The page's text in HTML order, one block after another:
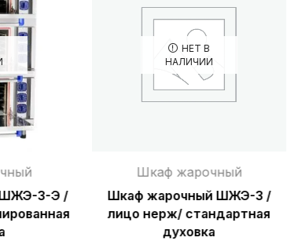
ШЖЭ-3-Э /
НЕТ В
НАЛИЧИИ
Шкаф жарочный
Шкаф жарочный ШЖЭ-3 /
лицо нерж/ стандартная
духовка